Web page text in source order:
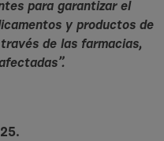
para garantizar el
y productos de
de las farmacias,